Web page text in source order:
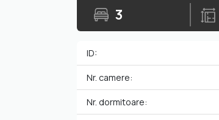
3
ID:
Nr. camere:
Nr. dormitoare: